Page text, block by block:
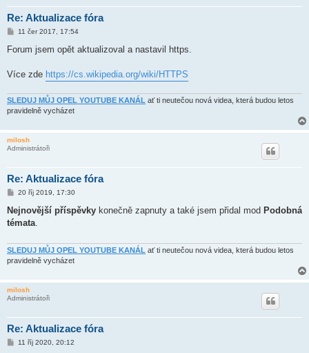
Re: Aktualizace fóra
P
í
ě
k
11 čer 2017, 17:54
Forum jsem opět aktualizoval a nastavil https.
Více zde https://cs.wikipedia.org/wiki/HTTPS
SLEDUJ MŮJ OPEL YOUTUBE KANÁL ať ti neutečou nová videa, která budou letos
pravidelně vycházet
milosh
Administrátoři
Re: Aktualizace fóra
P
í
s
p
e
k
20 říj 2019, 17:30
Nejnovější příspěvky konečně zapnuty a také jsem přidal mod Podobná
témata
SLEDUJ MŮJ OPEL YOUTUBE KANÁL ať ti neutečou nová videa, která budou letos
pravidelně vycházet
milosh
Administrátoři
Re: Aktualizace fóra
P11 říj 2020, 20:12